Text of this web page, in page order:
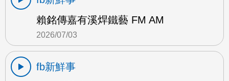
賴銘傳嘉有溪焊鐵藝 FM AM
2026/07/03
fb新鮮事